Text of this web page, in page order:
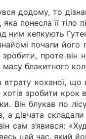
додому, то
понесла її тіло
ним кепкують
почали
проте
блакитного
втрату коханої,
хотів зробити
Він блукав по
а дівчата
сам з’явився:
цей час, який